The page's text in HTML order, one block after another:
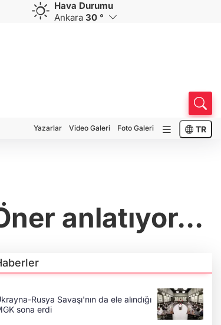
CHF
58,6751
CAD
34,0121
Hava Durumu
Ankara 30 °
Yazarlar Video Galeri Foto Galeri TR
anlatıyor...
Rusya Savaşı'nın da ele alındığı
sona erdi